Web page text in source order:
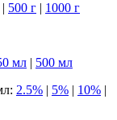
| 500 г | 1000 г
мл | 500 мл
2.5% | 5% | 10% |